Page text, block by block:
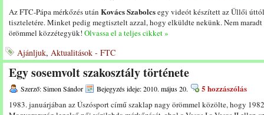
Az FTC-Pápa mérkőzés után Kovács Szabolcsegy videót készített az Üllői
tiszteletére. Minket pedig megtisztelt azzal, hogy elküldte nekünk. Nem
örömmel közzétegyük! Olvassa el a teljes cikket »
Ajánljuk, Aktualitások - FTC
Egy sosemvolt szakosztály története
Szerző: Simon Sándor Bejegyzés ideje: 2010. május 20. 5 hozzászólás
1983. januárjában az Úszósport című szaklap nagy örömmel közölte, hogy